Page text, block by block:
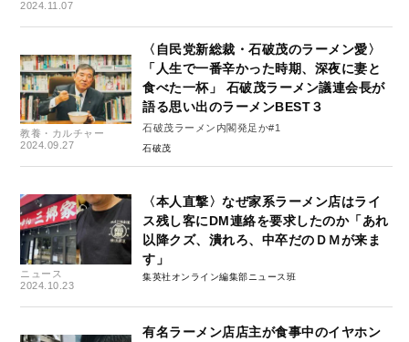
2024.11.07
教養・カルチャー
2024.09.27
〈自民党新総裁・石破茂のラーメン愛〉
「人生で一番辛かった時期、深夜に妻と
食べた一杯」 石破茂ラーメン議連会長が
語る思い出のラーメンBEST３
石破茂ラーメン内閣発足か#1
石破茂
ニュース
2024.10.23
〈本人直撃〉なぜ家系ラーメン店はライ
ス残し客にDM連絡を要求したのか「あれ
以降クズ、潰れろ、中卒だのＤＭが来ま
す」
集英社オンライン編集部ニュース班
有名ラーメン店店主が食事中のイヤホン